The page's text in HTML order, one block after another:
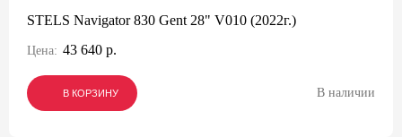
STELS Navigator 830 Gent 28" V010 (2022г.)
Цена: 43 640 р.
В КОРЗИНУ
В КОРЗИНУ
В КОРЗИНУ В наличии